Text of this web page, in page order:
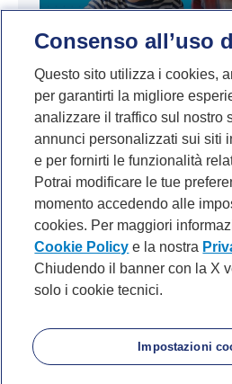
Vuoi risparmiare per i
ciò che devi sapere
Privacy Cookie Policy
Noi di Mediolanum
Consenso all’uso
Questo sito utilizza i cookies,
per garantirti la migliore
analizzare il traffico sul nostro
annunci personalizzati sui siti
e per fornirti le funzionalità
Potrai modificare le tue
momento accedendo alle
cookies. Per maggiori
Cookie Policy e la nostra
Chiudendo il banner con la X
solo i cookie tecnici.
Impostazioni